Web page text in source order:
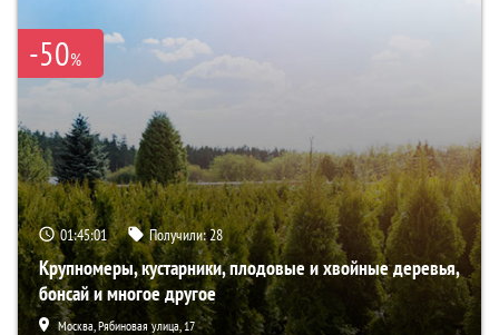
-50%
01:45:00 Получили:28
Крупномеры, кустарники, плодовые и хвойные деревья,
бонсай и многое другое
Москва, Рябиновая улица, 17